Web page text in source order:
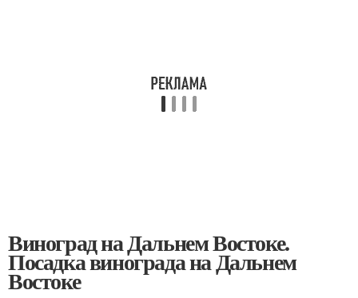
Виноград на Дальнем Востоке.
Посадка винограда на Дальнем
Востоке